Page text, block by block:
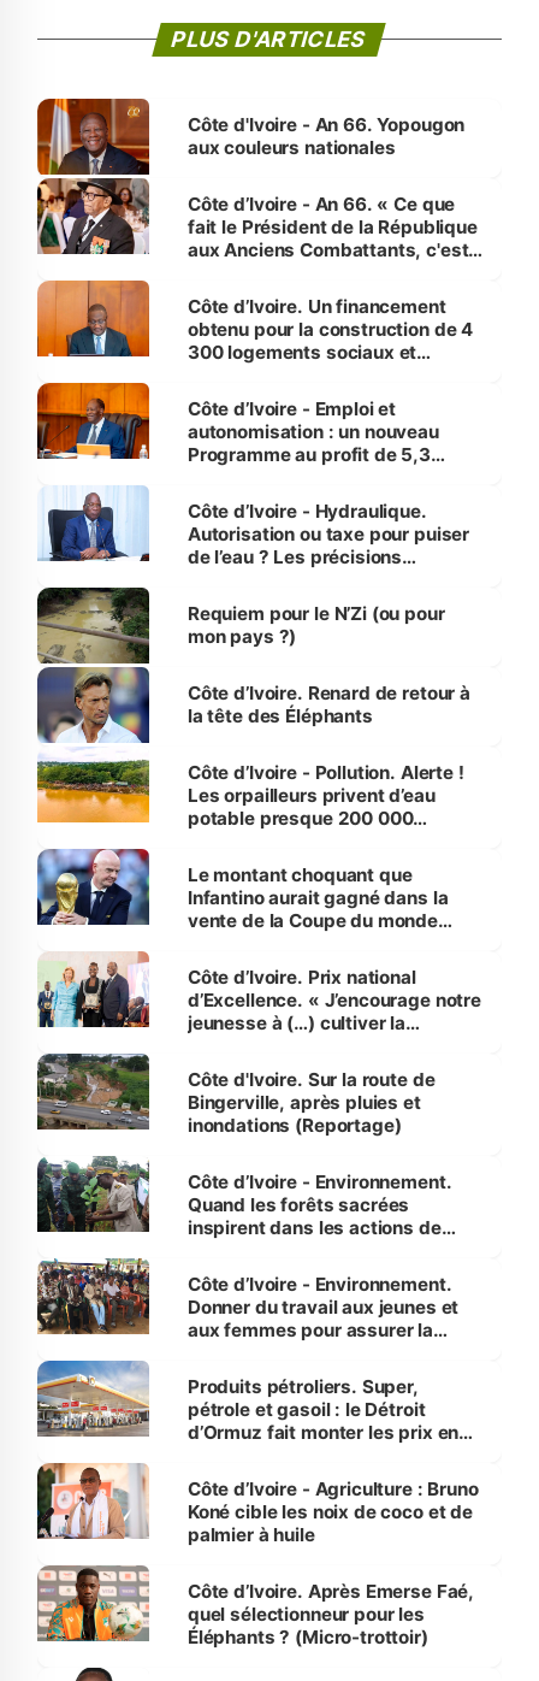
PLUS D'ARTICLES
Côte d'Ivoire - An 66. Yopougon
aux couleurs nationales
Côte d’Ivoire - An 66. « Ce que
fait le Président de la République
aux Anciens Combattants, c'est
Côte d’Ivoire. Un financement
obtenu pour la construction de 4
300 logements sociaux et
et Yamoussoukro
Côte d’Ivoire - Emploi et
autonomisation : un nouveau
Programme au profit de 5,3
Côte d’Ivoire - Hydraulique.
Autorisation ou taxe pour puiser
de l’eau ? Les précisions
Requiem pour le N’Zi (ou pour
mon pays ?)
Côte d’Ivoire. Renard de retour à
la tête des Éléphants
Côte d’Ivoire - Pollution. Alerte !
Les orpailleurs privent d’eau
potable presque 200 000
Le montant choquant que
Infantino aurait gagné dans la
vente de la Coupe du monde
Côte d’Ivoire. Prix national
d’Excellence. « J’encourage notre
jeunesse à (…) cultiver la
(Alassane Ouattara
Côte d'Ivoire. Sur la route de
Bingerville, après pluies et
inondations (Reportage)
Côte d’Ivoire - Environnement.
Quand les forêts sacrées
inspirent dans les actions de
Côte d’Ivoire - Environnement.
Donner du travail aux jeunes et
aux femmes pour assurer la
menacées
Produits pétroliers. Super,
pétrole et gasoil : le Détroit
d’Ormuz fait monter les prix en
Côte d’Ivoire - Agriculture : Bruno
Koné cible les noix de coco et de
palmier à huile
Côte d’Ivoire. Après Emerse Faé,
quel sélectionneur pour les
Éléphants ? (Micro-trottoir)